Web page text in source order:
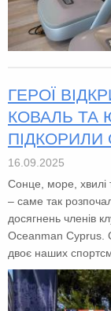
ГЕРОЇ
КОВАЛЬ ТА
ПІДКОРИЛИ
16.09.2025
Сонце, море, хвилі
– саме так
досягнень членів
Oceanman Cyprus.
двоє наших